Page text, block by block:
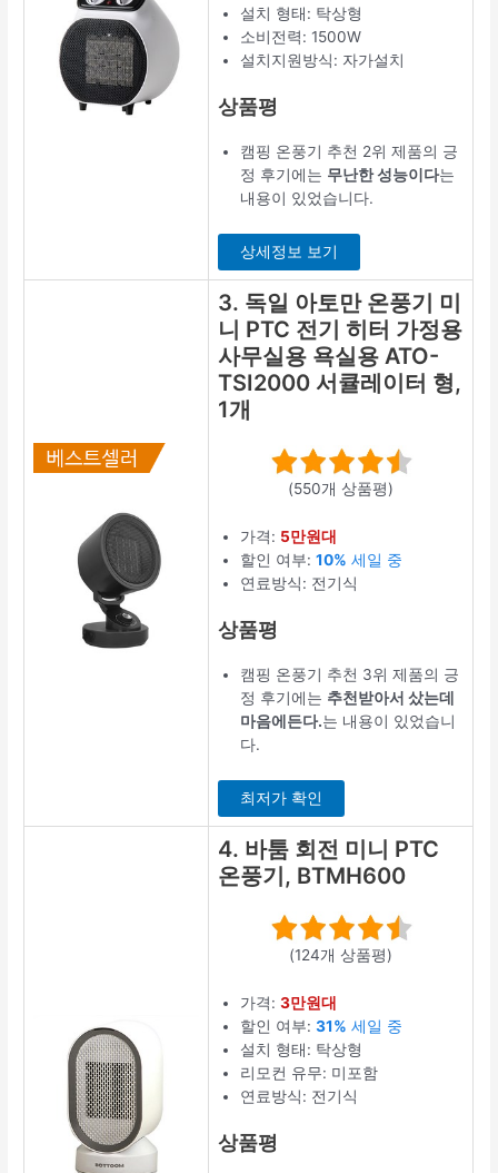
설치 형태: 탁상형
소비전력: 1500W
설치지원방식: 자가설치
상품평
캠핑 온풍기 추천 2위 제품의 긍
정 후기에는 무난한 성능이다는
내용이 있었습니다.
상세정보 보기
3. 독일 아토만 온풍기 미
니 PTC 전기 히터 가정용
사무실용 욕실용 ATO-
TSI2000 서큘레이터 형,
1개
(550개 상품평)
가격: 5만원대
할인 여부:10% 세일 중
연료방식: 전기식
상품평
캠핑 온풍기 추천 3위 제품의 긍
정 후기에는 추천받아서 샀는데
마음에든다.는 내용이 있었습니
다.
최저가 확인
4. 바툼 회전 미니 PTC
온풍기, BTMH600
(124개 상품평)
가격:3만원대
할인 여부:31% 세일 중
설치 형태: 탁상형
리모컨 유무: 미포함
연료방식: 전기식
상품평